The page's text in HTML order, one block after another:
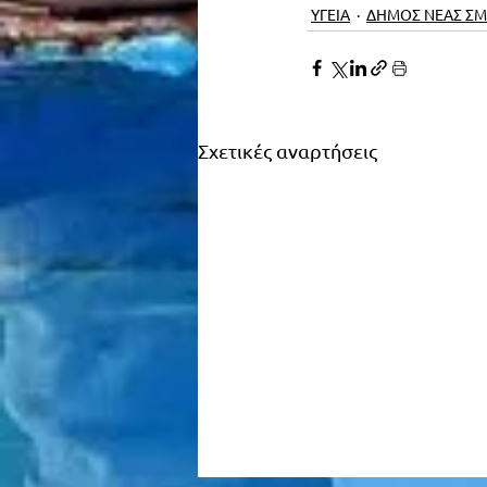
ΥΓΕΙΑ ΔΗΜΟΣ ΝΕΑΣ
Σχετικές αναρτήσεις